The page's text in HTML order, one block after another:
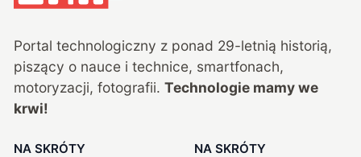
Portal technologiczny z ponad 29-letnią historią,
piszący o nauce i technice, smartfonach,
motoryzacji, fotografii. Technologie mamy we
krwi!
NA SKRÓTY NA SKRÓTY